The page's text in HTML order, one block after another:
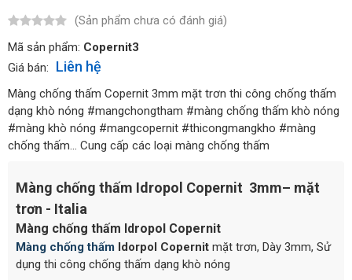
(Sản phẩm chưa có đánh giá)
Mã sản phẩm: Copernit3
Giá bán:
Liên hệ
Màng chống thấm Copernit 3mm mặt trơn thi công chống thấm
dạng khò nóng #mangchongtham #màng chống thấm khò nóng
#màng khò nóng #mangcopernit #thicongmangkho #màng
chống thấm... Cung cấp các loại màng chống thấm
Màng chống thấm Idropol Copernit 3mm– mặt
trơn - Italia
Màng chống thấm Idropol Copernit
Màng chống thấm Idorpol Copernit mặt trơn, Dày 3mm, Sử
dụng thi công chống thấm dạng khò nóng